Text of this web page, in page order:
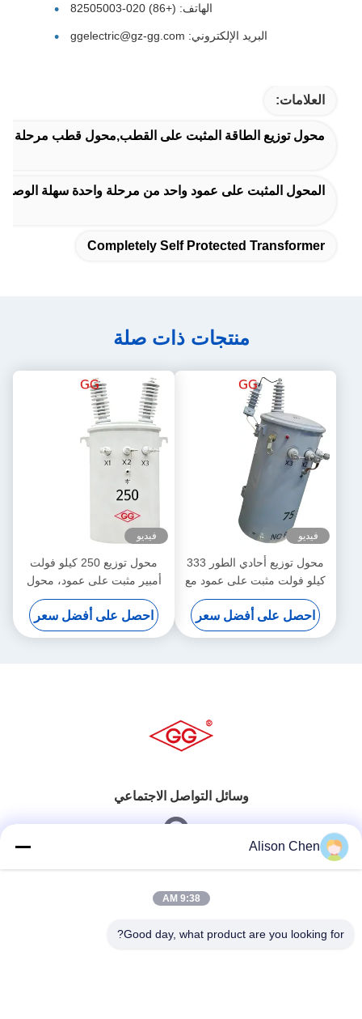
الهاتف: (+86) 020-82505003
البريد الإلكتروني: ggelectric@gz-gg.com
العلامات:
محول توزيع الطاقة المثبت على القطب,محول قطب مرحلة
المحول المثبت على عمود واحد من مرحلة واحدة سهلة
Completely Self Protected Transformer
منتجات ذات صلة
فيديو
محول توزيع أحادي الطور 333
كيلو فولت مثبت على عمود مع
ملفات نحاسية وألمنيوم هجينة
احصل على أفضل سعر
فيديو
محول توزيع 250 كيلو فولت
أمبير مثبت على عمود، محول
CSP محمي ذاتيًا بالكامل
احصل على أفضل سعر
وسائل التواصل الاجتماعي
اتصال سريع
Alison Chen
9:38 AM
Good day, what product are you looking for?